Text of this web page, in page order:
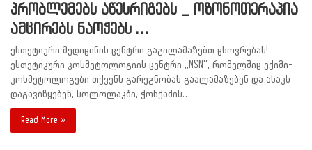
პრობლემებს აწესრიგებს _ ოზონოთერაპია
ამცირებს ნაოჭებს …
ესთეტიური მედიცინის ცენტრი გაგილამაზებთ ცხოვრებას!
ესთეტიკური კოსმეტოლოგიის ცენტრი „NSN“, რომელშიც ექიმი-
კოსმეტოლოგები თქვენს გარეგნობას გაალამაზებენ და ასაკს
დაგავიწყებენ, სოლოლაკში, ჭონქაძის…
Read More »